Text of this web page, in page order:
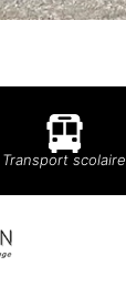
Transport scolaire